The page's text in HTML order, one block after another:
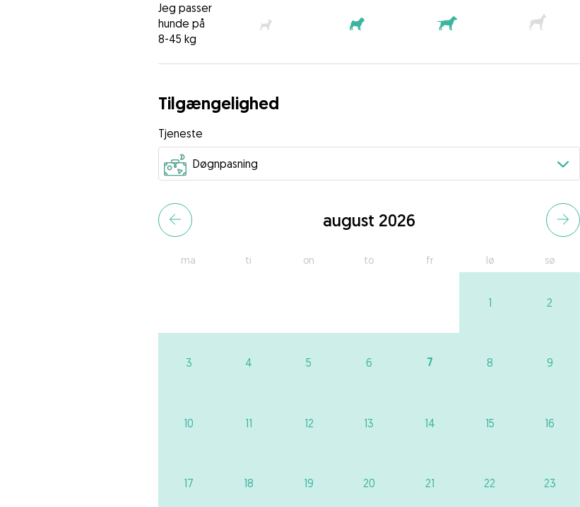
Jeg passer
hunde på
8-45 kg
Tilgængelighed
Tjeneste
august 2026
ma ti on to fr lø sø
1 2
3 4 5 6 7 8 9
10 11 12 13 14 15 16
17 18 19 20 21 22 23